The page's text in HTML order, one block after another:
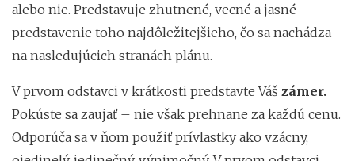
alebo nie. Predstavuje zhutnené, vecné a jasné
predstavenie toho najdôležitejšieho, čo sa nachádza
na nasledujúcich stranách plánu.
V prvom odstavci v krátkosti predstavte Váš zámer.
Pokúste sa zaujať – nie však prehnane za každú cenu.
Odporúča sa v ňom použiť prívlastky ako vzácny,